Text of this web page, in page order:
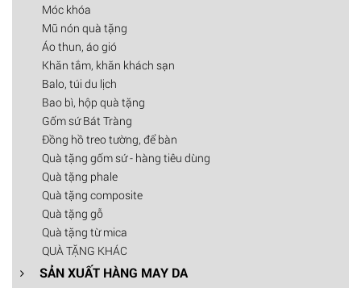
Móc khóa
Mũ nón quà tặng
Áo thun, áo gió
Khăn tắm, khăn khách sạn
Balo, túi du lịch
Bao bì, hộp quà tặng
Gốm sứ Bát Tràng
Đồng hồ treo tường, để bàn
Quà tặng gốm sứ - hàng tiêu dùng
Quà tặng phale
Quà tặng composite
Quà tặng gỗ
Quà tặng từ mica
QUÀ TẶNG KHÁC
SẢN XUẤT HÀNG MAY DA